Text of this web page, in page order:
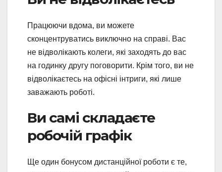
Працюючи вдома, ви можете
сконцентруватись виключно на справі. Вас
не відволікають колеги, які заходять до вас
на годинку другу поговорити. Крім того, ви не
відволікаєтесь на офісні інтриги, які лише
заважають роботі.
Ви самі складаєте
робочій графік
Ще один бонусом дистанційної роботи є те,